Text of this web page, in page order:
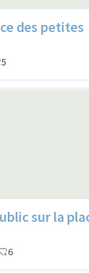
des petites
5
sur la
6